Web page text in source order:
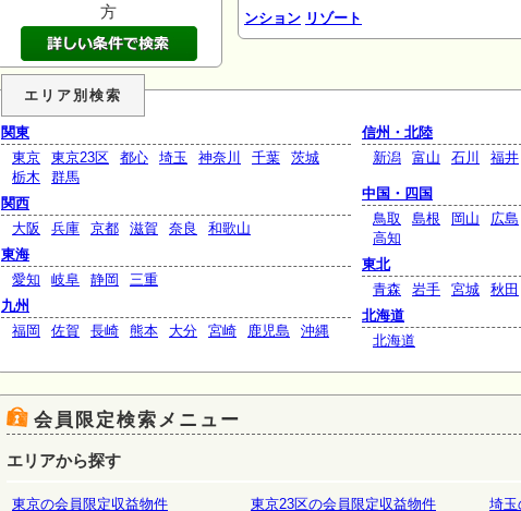
方
ンション リゾート
エリア別検索
関東
東京
東京23区 都心 埼玉 神奈川 千葉
茨城
栃木
群馬
関西
大阪
兵庫 京都 滋賀 奈良
和歌山
東海
愛知
岐阜 静岡
三重
九州
福岡
佐賀 長崎 熊本 大分 宮崎 鹿児島 沖縄
信州・北陸
新潟
富山 石川 福井
中国・四国
鳥取
島根 岡山 広島
高知
東北
青森
岩手 宮城 秋田
北海道
北海道
会員限定検索メニュー
エリアから探す
東京の会員限定収益物件 東京23区の会員限定収益物件 埼玉